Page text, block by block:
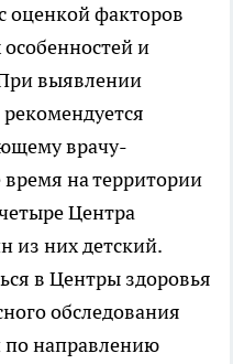
оценкой факторов
и
выявлении
врачу-
на территории
Центра
из них детский.
в Центры здоровья
обследования
по направлению